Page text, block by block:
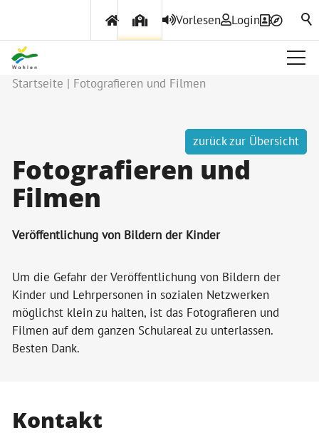
Login
Vorlesen
Startseite Fotografieren und Filmen
zurück zur Übersicht
Fotografieren und
Filmen
Veröffentlichung von Bildern der Kinder
Um die Gefahr der Veröffentlichung von Bildern der
Kinder und Lehrpersonen in sozialen Netzwerken
möglichst klein zu halten, ist das Fotografieren und
Filmen auf dem ganzen Schulareal zu unterlassen.
Besten Dank.
Kontakt